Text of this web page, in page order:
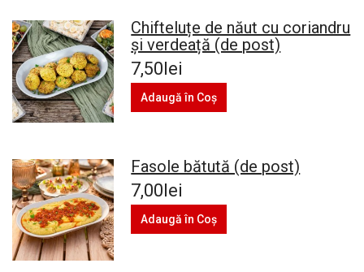
Chifteluțe de năut cu coriandru
și verdeață (de post)
7,50lei
Adaugă în Coş
Fasole bătută (de post)
7,00lei
Adaugă în Coş